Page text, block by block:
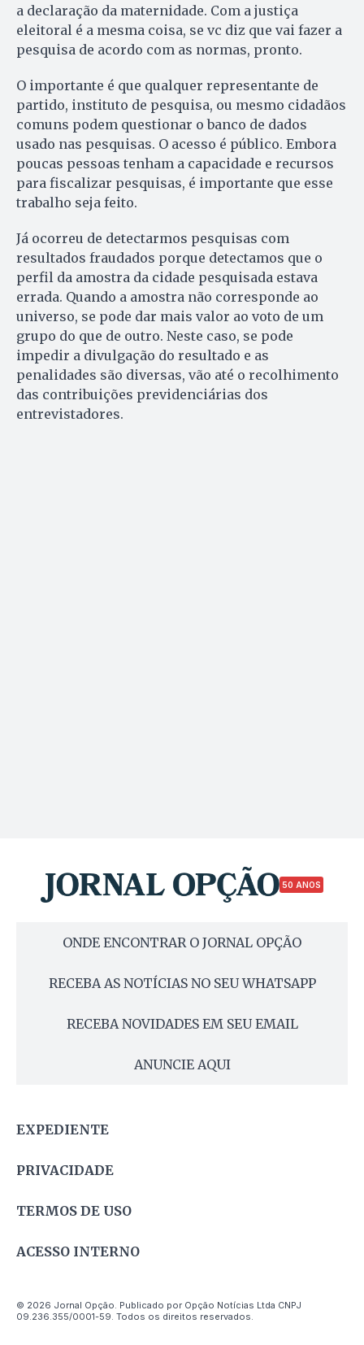
a declaração da maternidade. Com a justiça
eleitoral é a mesma coisa, se vc diz que vai fazer a
pesquisa de acordo com as normas, pronto.
O importante é que qualquer representante de
partido, instituto de pesquisa, ou mesmo cidadãos
comuns podem questionar o banco de dados
usado nas pesquisas. O acesso é público. Embora
poucas pessoas tenham a capacidade e recursos
para fiscalizar pesquisas, é importante que esse
trabalho seja feito.
Já ocorreu de detectarmos pesquisas com
resultados fraudados porque detectamos que o
perfil da amostra da cidade pesquisada estava
errada. Quando a amostra não corresponde ao
universo, se pode dar mais valor ao voto de um
grupo do que de outro. Neste caso, se pode
impedir a divulgação do resultado e as
penalidades são diversas, vão até o recolhimento
das contribuições previdenciárias dos
entrevistadores.
50 ANOS
ONDE ENCONTRAR O JORNAL OPÇÃO
RECEBA AS NOTÍCIAS NO SEU WHATSAPP
RECEBA NOVIDADES EM SEU EMAIL
ANUNCIE AQUI
EXPEDIENTE
PRIVACIDADE
TERMOS DE USO
ACESSO INTERNO
© 2026 Jornal Opção. Publicado por Opção Notícias Ltda CNPJ
09.236.355/0001-59. Todos os direitos reservados.